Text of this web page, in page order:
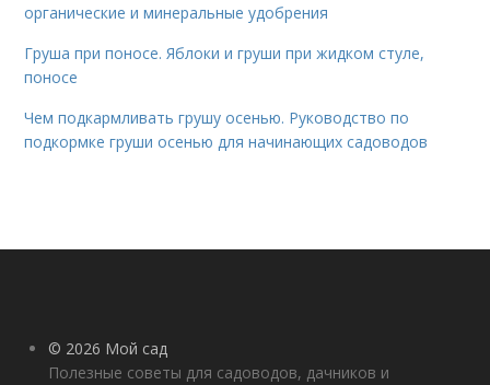
органические и минеральные удобрения
Груша при поносе. Яблоки и груши при жидком стуле,
поносе
Чем подкармливать грушу осенью. Руководство по
подкормке груши осенью для начинающих садоводов
© 2026 Мой сад
Полезные советы для садоводов, дачников и